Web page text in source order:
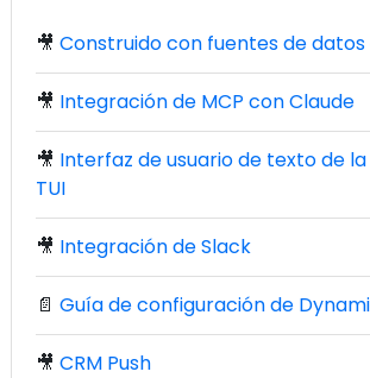
🎥 Construido con fuentes de datos
🎥 Integración de MCP con Claude
🎥 Interfaz de usuario de texto de
TUI
🎥 Integración de Slack
📄 Guía de configuración de
🎥 CRM Push